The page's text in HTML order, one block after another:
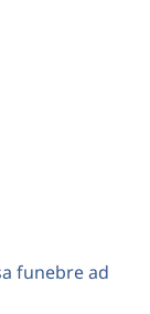
funebre ad